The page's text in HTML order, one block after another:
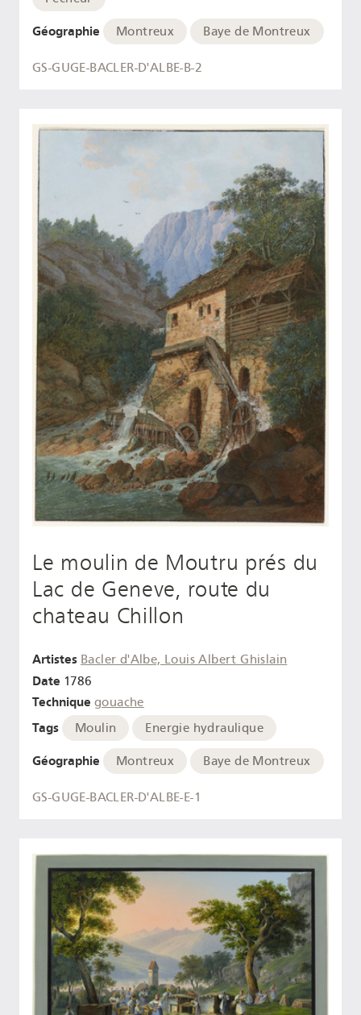
Géographie Montreux Baye de Montreux
GS-GUGE-BACLER-D'ALBE-B-2
Le moulin de Moutru prés du
Lac de Geneve, route du
chateau Chillon
Artistes Bacler d'Albe, Louis Albert Ghislain
Date 1786
Technique gouache
Tags Moulin Energie hydraulique
Géographie Montreux Baye de Montreux
GS-GUGE-BACLER-D'ALBE-E-1